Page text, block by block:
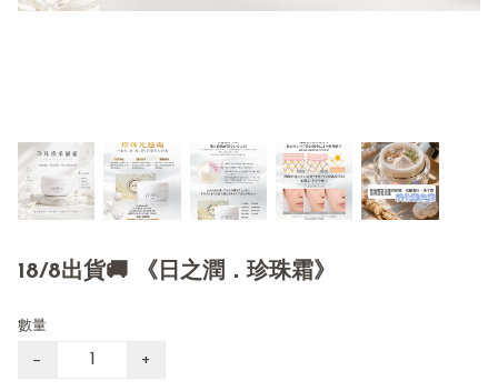
18/8出貨🚚 《日之潤．珍珠霜》
數量
− +